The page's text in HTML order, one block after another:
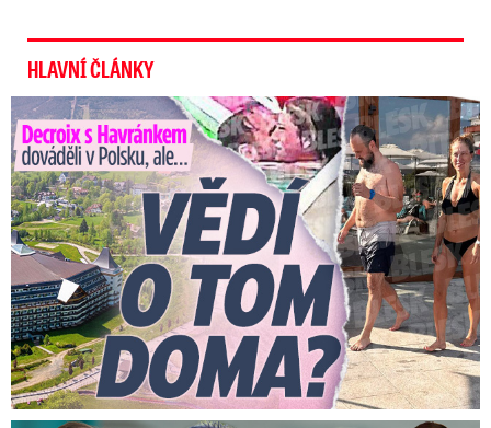
HLAVNÍ ČLÁNKY
Decroix s Havránkem dováděli v Polsku, ale… Vědí o tom doma?